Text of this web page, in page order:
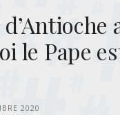
le Pape
2020